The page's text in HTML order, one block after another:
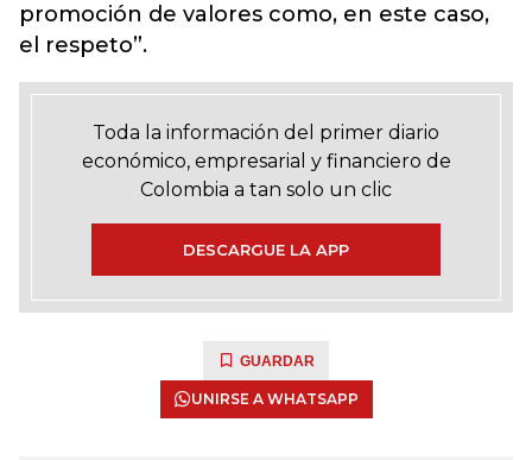
promoción de valores como, en este caso,
el respeto”.
Toda la información del primer diario
económico, empresarial y financiero de
Colombia a tan solo un clic
DESCARGUE LA APP
GUARDAR
UNIRSE A WHATSAPP